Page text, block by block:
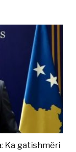
Ka gatishmëri